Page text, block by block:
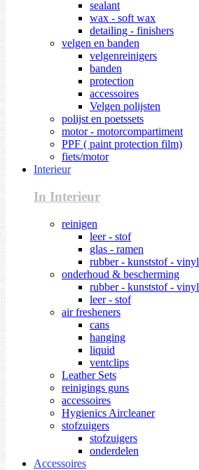
sealant
wax - soft wax
detailing - finishers
velgen en banden
velgenreinigers
banden
protection
accessoires
Velgen polijsten
polijst en poetssets
motor - motorcompartiment
PPF ( paint protection film)
fiets/motor
Interieur
In Interieur
reinigen
leer - stof
glas - ramen
rubber - kunststof - vinyl
onderhoud & bescherming
rubber - kunststof - vinyl
leer - stof
air fresheners
cans
hanging
liquid
ventclips
Leather Sets
reinigings guns
accessoires
Hygienics Aircleaner
stofzuigers
stofzuigers
onderdelen
Accessoires